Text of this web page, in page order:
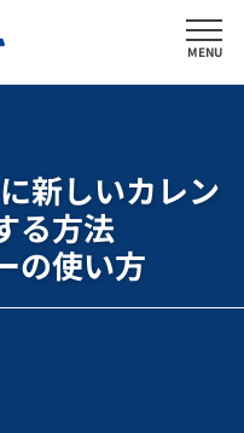
MENU
新しいカレン
る方法
の使い方